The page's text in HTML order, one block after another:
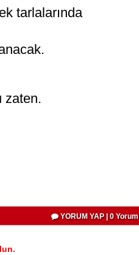
tarlalarında
zaten.
YORUM YAP | 0 Yorum